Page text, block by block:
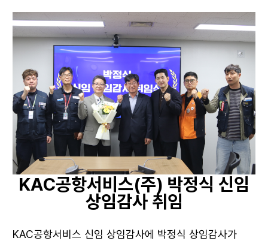
KAC공항서비스(주) 박정식 신임
상임감사 취임
KAC공항서비스 신임 상임감사에 박정식 상임감사가